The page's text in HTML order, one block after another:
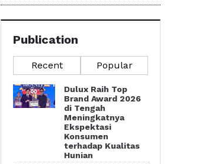
Publication
Recent Popular
Dulux Raih Top
Brand Award 2026
di Tengah
Meningkatnya
Ekspektasi
Konsumen
terhadap Kualitas
Hunian